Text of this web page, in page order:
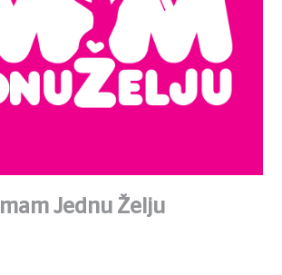
Imam Jednu Želju